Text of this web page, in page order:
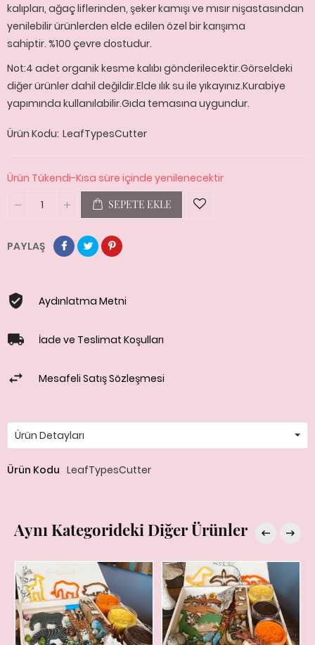
kalıpları, ağaç liflerinden, şeker kamışı ve mısır nişastasından
yenilebilir ürünlerden elde edilen özel bir karışıma
sahiptir. %100 çevre dostudur.
Not:4 adet organik kesme kalıbı gönderilecektir.Görseldeki
diğer ürünler dahil değildir.Elde ılık su ile yıkayınız.Kurabiye
yapımında kullanılabilir.Gıda temasına uygundur.
Ürün Kodu LeafTypesCutter
Ürün Tükendi-Kısa süre içinde yenilenecektir
SEPETE EKLE
PAYLAŞ
Aydınlatma Metni
İade ve Teslimat Koşulları
Mesafeli Satış Sözleşmesi
Ürün Detayları
Ürün Kodu LeafTypesCutter
Aynı Kategorideki Diğer Ürünler